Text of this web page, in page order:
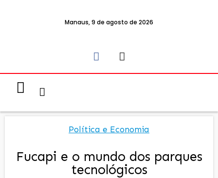
Manaus, 9 de agosto de 2026
Política e Economia
Fucapi e o mundo dos parques
tecnológicos